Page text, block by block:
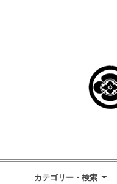
カテゴリー・検索